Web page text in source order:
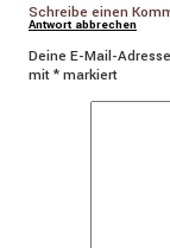
Schreibe einen
Antwort abbrechen
Deine E-Mail-
mit*markiert